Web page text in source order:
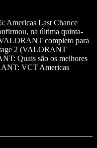
Americas Last Chance
na última quinta-
completo para
2 (VALORANT
Quais são os melhores
VCT Americas